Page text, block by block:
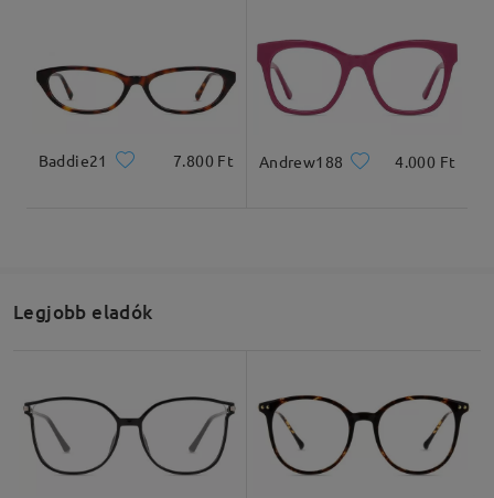
véleményt
Írjon egy véleményt
Baddie21 7.800 Ft Andrew188 4.000 Ft
Legjobb eladók